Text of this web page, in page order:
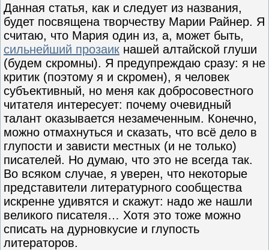
Данная статья, как и следует из названия,
будет посвящена творчеству Марии Райнер. Я
считаю, что Мария один из, а, может быть,
сильнейший прозаик нашей алтайской глуши
(будем скромны). Я предупреждаю сразу: я не
критик (поэтому я и скромен), я человек
субъективный, но меня как добросовестного
читателя интересует: почему очевидный
талант оказывается незамеченным. Конечно,
можно отмахнуться и сказать, что всё дело в
глупости и зависти местных (и не только)
писателей. Но думаю, что это не всегда так.
Во всяком случае, я уверен, что некоторые
представители литературного сообщества
искренне удивятся и скажут: надо же нашли
великого писателя… Хотя это тоже можно
списать на дурновкусие и глупость
литераторов.